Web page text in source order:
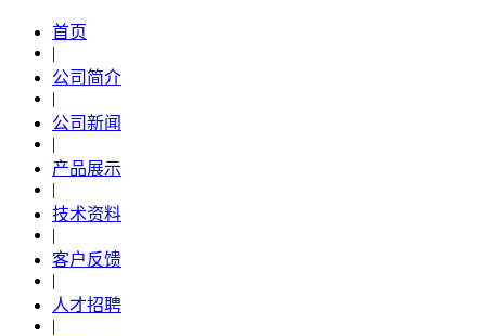
首页
|
公司简介
|
公司新闻
|
产品展示
|
技术资料
|
客户反馈
|
人才招聘
|